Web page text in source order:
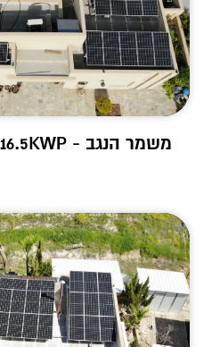
משמר הנגב - 16.5KWP